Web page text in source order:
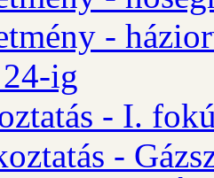
-
ig
- I.
-